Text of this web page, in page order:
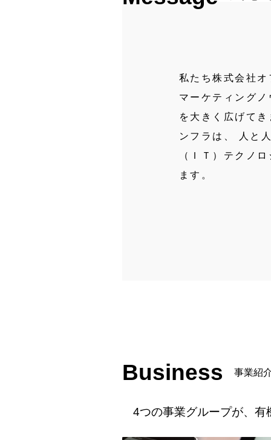
私たち株式会社
マーケティング
を大きく広げて
ンフラは、 人と
（ＩＴ）テクノ
ます。
Business 事業紹
4つの事業グループが、有